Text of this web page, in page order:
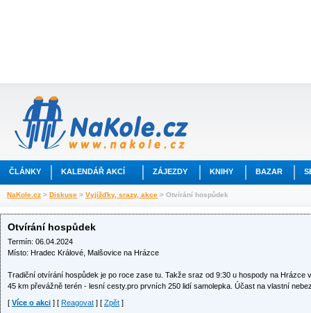
ČLÁNKY KALENDÁŘ AKCÍ ZÁJEZDY KNIHY BAZAR
NaKole.cz > Diskuse > Vyjížďky, srazy, akce > Otvírání hospůdek
Otvírání hospůdek
Termín: 06.04.2024
Místo: Hradec Králové, Malšovice na Hrázce
Tradiční otvírání hospůdek je po roce zase tu. Takže sraz od 9:30 u hospody na Hrázce
45 km převážně terén - lesní cesty.pro prvních 250 lidí samolepka. Účast na vlastní
[ Více o akci ] [ Reagovat ] [ Zpět ]